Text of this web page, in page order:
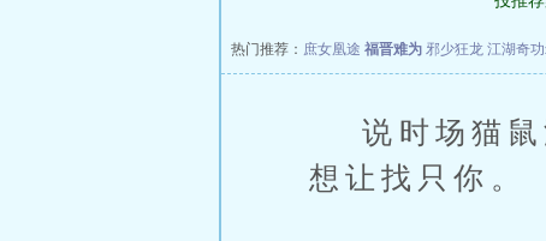
热门推荐： 庶女凰途 福晋难为 邪少狂龙 江湖奇
说时场猫鼠
想让找只你。